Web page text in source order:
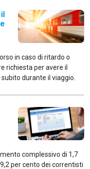
in caso di ritardo o
richiesta per avere il
durante il viaggio.
complessivo di 1,7
per cento dei correntisti